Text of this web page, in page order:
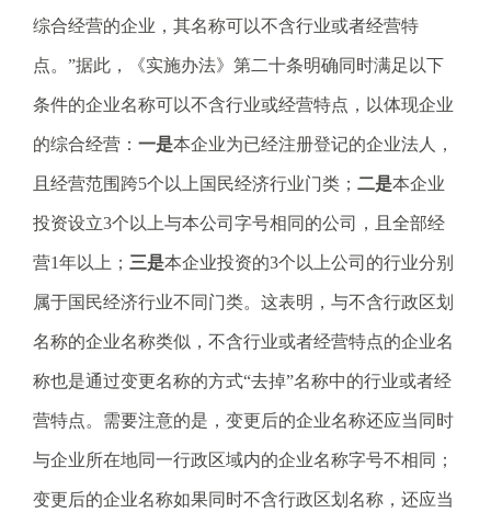
综合经营的企业，其名称可以不含行业或者经营特
点。”据此，《实施办法》第二十条明确同时满足以下
条件的企业名称可以不含行业或经营特点，以体现企业
的综合经营： 一是本企业为已经注册登记的企业法人，
且经营范围跨5个以上国民经济行业门类； 二是本企业
投资设立3个以上与本公司字号相同的公司，且全部经
营1年以上； 三是本企业投资的3个以上公司的行业分别
属于国民经济行业不同门类。这表明，与不含行政区划
名称的企业名称类似，不含行业或者经营特点的企业名
称也是通过变更名称的方式“去掉”名称中的行业或者经
营特点。需要注意的是，变更后的企业名称还应当同时
与企业所在地同一行政区域内的企业名称字号不相同；
变更后的企业名称如果同时不含行政区划名称，还应当